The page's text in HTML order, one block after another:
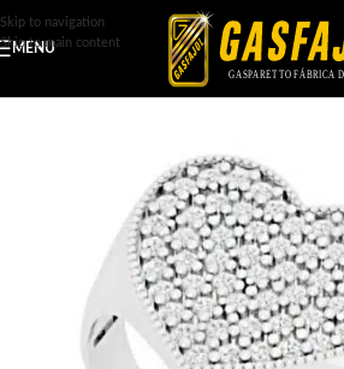
Skip to navigation
Skip to main content
MENU